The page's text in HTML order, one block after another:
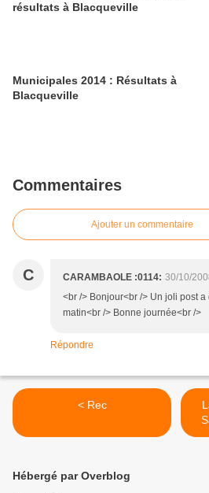
résultats à Blacqueville
Municipales 2014 : Résultats à
Blacqueville
Commentaires
Ajouter un commentaire
C CARAMBAOLE :0114: 30/10/
<br /> Bonjour<br /> Un joli post a
matin<br /> Bonne journée<br />
Répondre
< Rec
Hébergé par Overblog